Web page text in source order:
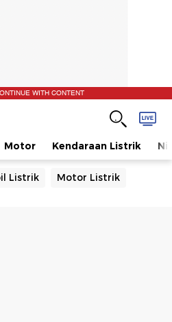
WITH CONTENT
Motor Kendaraan Listrik
Listrik Motor Listrik